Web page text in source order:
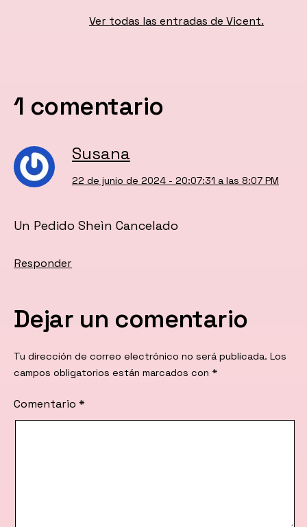
Ver todas las entradas de Vicent.
1 comentario
Susana
22 de junio de 2024 - 20:07:31 a las 8:07 PM
Un Pedido Sheìn Cancelado
Responder
Dejar un comentario
Tu dirección de correo electrónico no será publicada. Los
campos obligatorios están marcados con *
Comentario *